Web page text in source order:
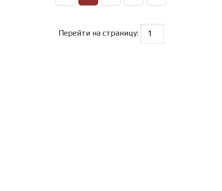
Перейти на страницу: